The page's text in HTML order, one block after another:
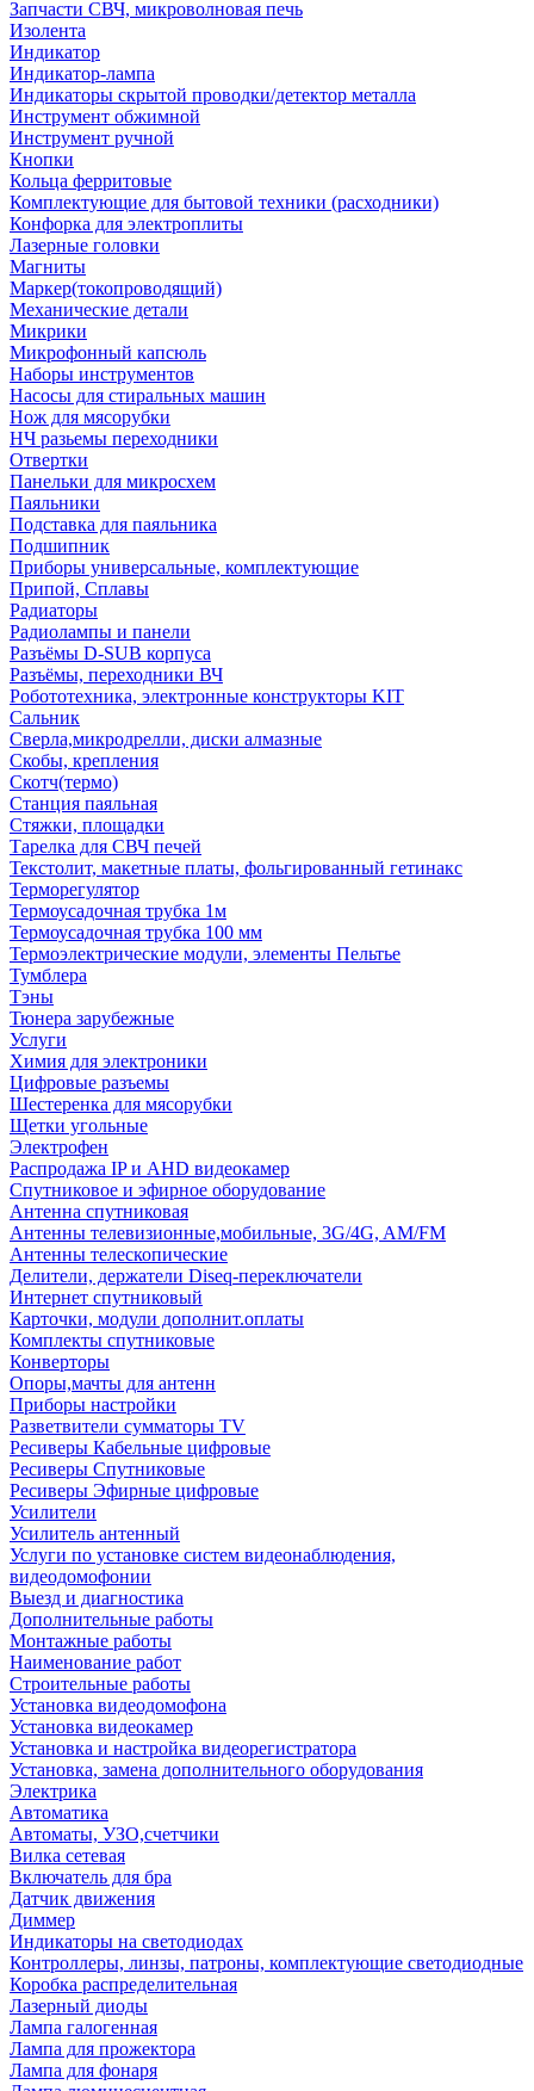
Запчасти СВЧ, микроволновая печь
Изолента
Индикатор
Индикатор-лампа
Индикаторы скрытой проводки/детектор металла
Инструмент обжимной
Инструмент ручной
Кнопки
Кольца ферритовые
Комплектующие для бытовой техники (расходники)
Конфорка для электроплиты
Лазерные головки
Магниты
Маркер(токопроводящий)
Механические детали
Микрики
Микрофонный капсюль
Наборы инструментов
Насосы для стиральных машин
Нож для мясорубки
НЧ разьемы переходники
Отвертки
Панельки для микросхем
Паяльники
Подставка для паяльника
Подшипник
Приборы универсальные, комплектующие
Припой, Сплавы
Радиаторы
Радиолампы и панели
Разъёмы D-SUB корпуса
Разъёмы, переходники ВЧ
Робототехника, электронные конструкторы KIT
Сальник
Сверла,микродрелли, диски алмазные
Скобы, крепления
Скотч(термо)
Станция паяльная
Стяжки, площадки
Тарелка для СВЧ печей
Текстолит, макетные платы, фольгированный гетинакс
Терморегулятор
Термоусадочная трубка 1м
Термоусадочная трубка 100 мм
Термоэлектрические модули, элементы Пельтье
Тумблера
Тэны
Тюнера зарубежные
Услуги
Химия для электроники
Цифровые разъемы
Шестеренка для мясорубки
Щетки угольные
Электрофен
Распродажа IP и AHD видеокамер
Спутниковое и эфирное оборудование
Антенна спутниковая
Антенны телевизионные,мобильные, 3G/4G, AM/FM
Антенны телескопические
Делители, держатели Diseq-переключатели
Интернет спутниковый
Карточки, модули дополнит.оплаты
Комплекты спутниковые
Конверторы
Опоры,мачты для антенн
Приборы настройки
Разветвители сумматоры TV
Ресиверы Кабельные цифровые
Ресиверы Спутниковые
Ресиверы Эфирные цифровые
Усилители
Усилитель антенный
Услуги по установке систем видеонаблюдения,
видеодомофонии
Выезд и диагностика
Дополнительные работы
Монтажные работы
Наименование работ
Строительные работы
Установка видеодомофона
Установка видеокамер
Установка и настройка видеорегистратора
Установка, замена дополнительного оборудования
Электрика
Автоматика
Автоматы, УЗО,счетчики
Вилка сетевая
Включатель для бра
Датчик движения
Диммер
Индикаторы на светодиодах
Контроллеры, линзы, патроны, комплектующие светодиодные
Коробка распределительная
Лазерный диоды
Лампа галогенная
Лампа для прожектора
Лампа для фонаря